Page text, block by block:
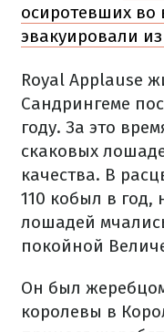
осиротевших во
эвакуировали
Royal Applause
Сандрингеме
году. За это
скаковых
качества. В
110 кобыл в год,
лошадей
покойной
Он был
королевы в